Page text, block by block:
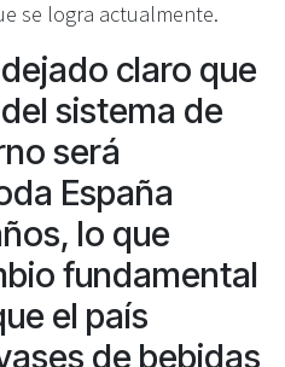
se logra actualmente.
claro que
sistema de
será
España
lo que
fundamental
el país
de bebidas